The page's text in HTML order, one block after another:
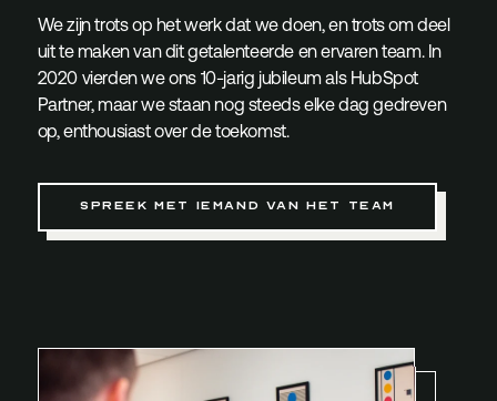
We zijn trots op het werk dat we doen, en trots om deel
uit te maken van dit getalenteerde en ervaren team. In
2020 vierden we ons 10-jarig jubileum als HubSpot
Partner, maar we staan nog steeds elke dag gedreven
op, enthousiast over de toekomst.
Spreek met iemand van het team